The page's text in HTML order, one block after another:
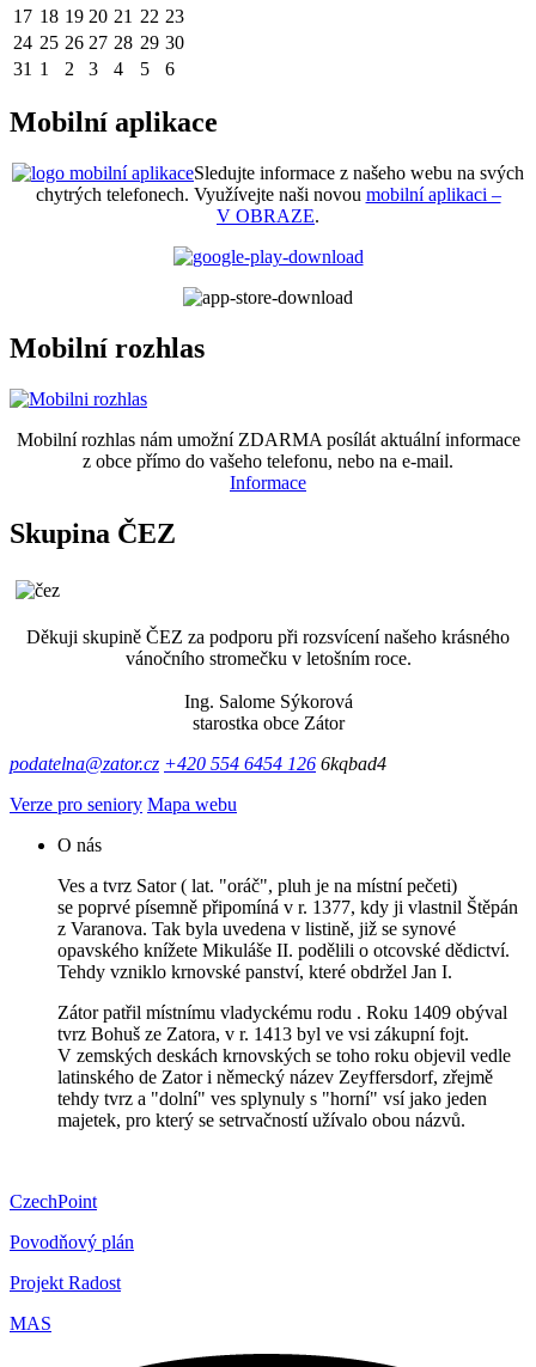
17 18 19 20 21 22 23
24 25 26 27 28 29 30
31 1 2 3 4 5 6
Mobilní aplikace
Sledujte informace z našeho webu na svých
chytrých telefonech. Využívejte naši novou mobilní aplikaci –
V OBRAZE.
Mobilní rozhlas
Mobilní rozhlas nám umožní ZDARMA posílát aktuální informace
z obce přímo do vašeho telefonu, nebo na e-mail.
Informace
Skupina ČEZ
Děkuji skupině ČEZ za podporu při rozsvícení našeho krásného
vánočního stromečku v letošním roce.
Ing. Salome Sýkorová
starostka obce Zátor
podatelna@zator.cz +420 554 6454 126 6kqbad4
Verze pro seniory Mapa webu
O nás
Ves a tvrz Sator ( lat. "oráč", pluh je na místní pečeti)
se poprvé písemně připomíná v r. 1377, kdy ji vlastnil Štěpán
z Varanova. Tak byla uvedena v listině, již se synové
opavského knížete Mikuláše II. podělili o otcovské dědictví.
Tehdy vzniklo krnovské panství, které obdržel Jan I.
Zátor patřil místnímu vladyckému rodu . Roku 1409 obýval
tvrz Bohuš ze Zatora, v r. 1413 byl ve vsi zákupní fojt.
V zemských deskách krnovských se toho roku objevil vedle
latinského de Zator i německý název Zeyffersdorf, zřejmě
tehdy tvrz a "dolní" ves splynuly s "horní" vsí jako jeden
majetek, pro který se setrvačností užívalo obou názvů.
CzechPoint
Povodňový plán
Projekt Radost
MAS